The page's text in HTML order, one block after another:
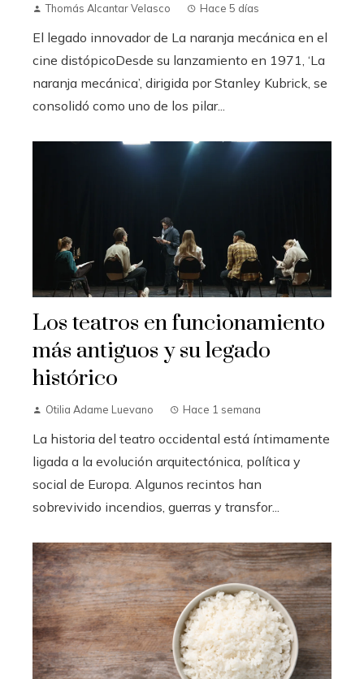
Thomás Alcantar Velasco Hace 5 días
El legado innovador de La naranja mecánica en el
cine distópicoDesde su lanzamiento en 1971, ‘La
naranja mecánica’, dirigida por Stanley Kubrick, se
consolidó como uno de los pilar...
Los teatros en funcionamiento
más antiguos y su legado
histórico
Otilia Adame Luevano Hace 1 semana
La historia del teatro occidental está íntimamente
ligada a la evolución arquitectónica, política y
social de Europa. Algunos recintos han
sobrevivido incendios, guerras y transfor...